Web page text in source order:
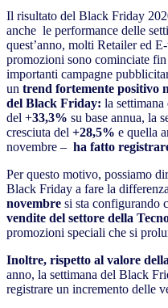
Il risultato del Black Friday
anche le performance delle
quest’anno, molti Retailer ed
promozioni sono cominciate
importanti campagne
un trend fortemente positivo
del Black Friday: la
del +33,3% su base annua, la
cresciuta del +28,5% e quella
novembre – ha fatto
Per questo motivo, possiamo
Black Friday a fare la
novembre si sta configurando
vendite del settore della
promozioni speciali che si
Inoltre, rispetto al valore
anno, la settimana del Black
registrare un incremento delle